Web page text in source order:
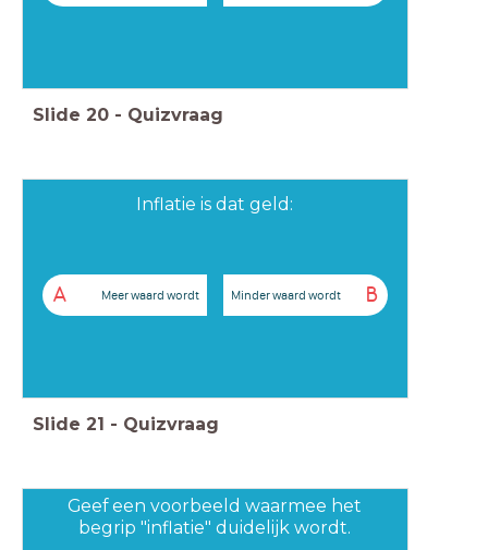
Slide 20 - Quizvraag
Inflatie is dat geld:
A Meer waard wordt B
Minder waard wordt
Slide 21 - Quizvraag
Geef een voorbeeld waarmee het
begrip "inflatie" duidelijk wordt.